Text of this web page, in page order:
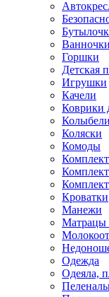
Ванночки
Горшки
Детская
Игрушки
Качели
Коврики
Колыбели
Коляски
Комоды
Кроватки
Манежи
Матрацы
Одежда
Одеяла,